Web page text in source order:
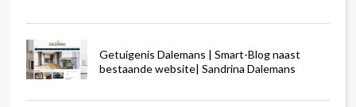
Getuigenis Dalemans | Smart-Blog naast
bestaande website| Sandrina Dalemans